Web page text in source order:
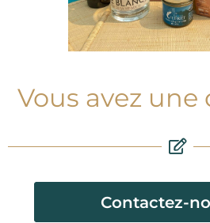
Vous avez une
Contactez-